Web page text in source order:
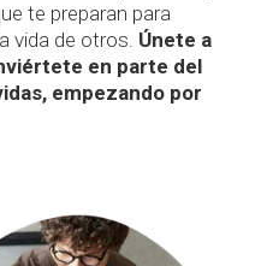
te preparan para
vida de otros. Únete a
en parte del
empezando por